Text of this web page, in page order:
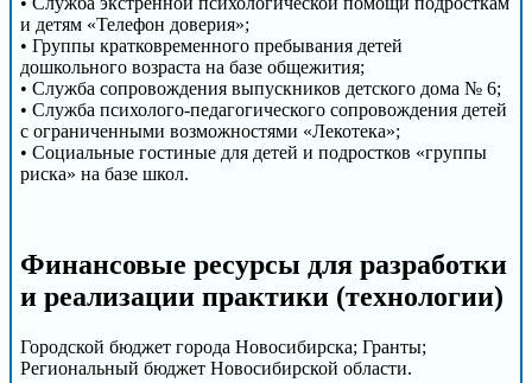
и детям «Телефон доверия»;
• Группы кратковременного пребывания детей
дошкольного возраста на базе общежития;
• Служба сопровождения выпускников детского дома № 6;
• Служба психолого-педагогического сопровождения детей
с ограниченными возможностями «Лекотека»;
• Социальные гостиные для детей и подростков «группы
риска» на базе школ.
Финансовые ресурсы для разработки
и реализации практики (технологии)
Городской бюджет города Новосибирска; Гранты;
Региональный бюджет Новосибирской области.